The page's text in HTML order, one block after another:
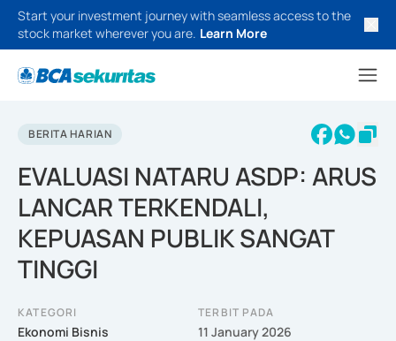
Start your investment journey with seamless access to the
stock market wherever you are. Learn More
BERITA HARIAN
EVALUASI NATARU ASDP: ARUS
LANCAR TERKENDALI,
KEPUASAN PUBLIK SANGAT
TINGGI
KATEGORI
Ekonomi Bisnis
TERBIT PADA
11 January 2026